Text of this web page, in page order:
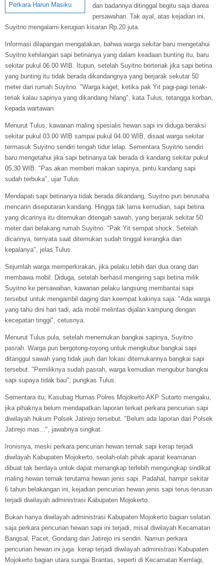
Perkara Harun Masiku
dan badannya ditinggal begitu saja diarea
persawahan. Tak ayal, atas kejadian ini,
Suyitno mengalami kerugian kisaran Rp.20 juta.
Informasi dilapangan mengatakan, bahwa warga sekitar baru mengetahui
Suyitno kehilangan sapi betinanya yang dalam keadaan bunting itu, baru
sekitar pukul 06.00 WIB. Itupun, setelah Suyitno berteriak jika sapi betina
yang bunting itu tidak berada dikandangnya yang berjarak sekutar 50
meter dari rumah Suyitno. "Warga kaget, ketika pak Yit pagi-pagi teriak-
teriak kalau sapinya yang dikandang hilang", kata Tulus, tetangga korban,
kepada wartawan.
Menurut Tulus, kawanan maling spesialis hewan sapi ini diduga beraksi
sekitar pukul 03.00 WIB sampai pukul 04.00 WIB, disaat warga sekitar
termasuk Suyitno sendiri tengah tidur lelap. Sementara Suyitno sendiri
baru mengetahui jika sapi betinanya tak berada di kandang sekitar pukul
05.30 WIB. "Pas akan memberi makan sapinya, pintu kandang sapi
sudah terbuka", ujar Tulus.
Mendapati sapi betinanya tidak berada dikandang, Suyitno pun berusaha
mencarin diseputaran kandang. Hingga tak lama kemudian, sapi betina
yang dicarinya itu ditemukan ditengah sawah, yang berjarak sekitar 50
meter dari belakang rumah Suyitno. "Pak Yit sempat shock. Setelah
dicarinya, ternyata saat ditemukan sudah tinggal kerangka dan
kepalanya", jelas Tulus.
Sejumlah warga memperkirakan, jika pelaku lebih dari dua orang dan
membawa mobil. Diduga, setelah berhasil mengiring sapi betina milik
Suyitno ke persawahan, kawanan pelaku langsung membantai sapi
tersebut untuk mengambil daging dan keempat kakinya saja. "Ada warga
yang tahu dini hari tadi, ada mobil melintas dijalan kampung dengan
kecepatan tinggi", cetusnya.
Menurut Tulus pula, setelah menemukan bangkai sapinya, Suyitno
pasrah. Warga pun bergotong-royong untuk mengkubur bangkai sapi
ditanggul sawah yang tidak jauh dari lokasi ditemukannya bangkai sapi
tersebut. "Pemiliknya sudah pasrah, warga kemudian mengubur bangkai
sapi supaya tidak bau", pungkas Tulus.
Sementara itu, Kasubag Humas Polres Mojokerto AKP Sutarto mengaku,
jika pihaknya belum mendapatkan laporan terkait perkara pencurian sapi
diwilayah hukum Polsek Jatirejo tersebut. "Belum ada laporan dari Polsek
Jatirejo mas...", jawabnya singkat.
Ironisnya, meski perkara pencurian hewan ternak sapi kerap terjadi
diwilayah Kabupaten Mojokerto, seolah-olah pihak aparat keamanan
dibuat tak berdaya untuk dapat menangkap terlebih mengungkap sindikat
maling hewan ternak terutama hewan jenis sapi. Padahal, hampir sekitar
6 tahun belakangan ini, kejadian pencurian hewan jenis sapi terus-terusan
terjadi diwilayah administrasi Kabupaten Mojokerto.
Bukan hanya diwilayah administrasi Kabupaten Mojokerto bagian selatan
saja perkara pencurian hewan sapi ini terjadi, misal diwilayah Kecamatan
Bangsal, Pacet, Gondang dan Jatirejo ini sendiri. Namun perkara
pencurian hewan ini juga kerap terjadi diwilayah administrasi Kabupaten
Mojokerto bagian utara sungai Brantas, seperti di Kecamatan Kemlagi,